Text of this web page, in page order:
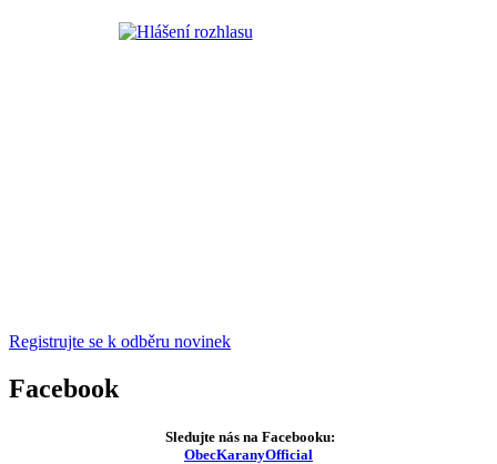
Registrujte se k odběru novinek
Facebook
Sledujte nás na Facebooku:
ObecKaranyOfficial